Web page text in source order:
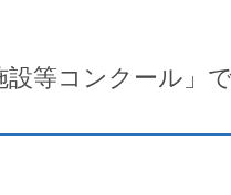
設等コンクール」